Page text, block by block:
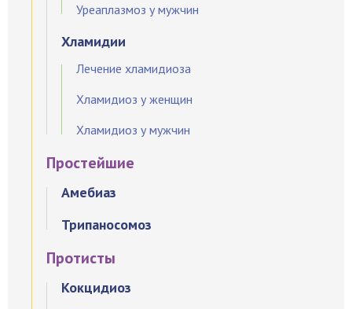
Уреаплазмоз у мужчин
Хламидии
Лечение хламидиоза
Хламидиоз у женщин
Хламидиоз у мужчин
Простейшие
Амебиаз
Трипаносомоз
Протисты
Кокцидиоз